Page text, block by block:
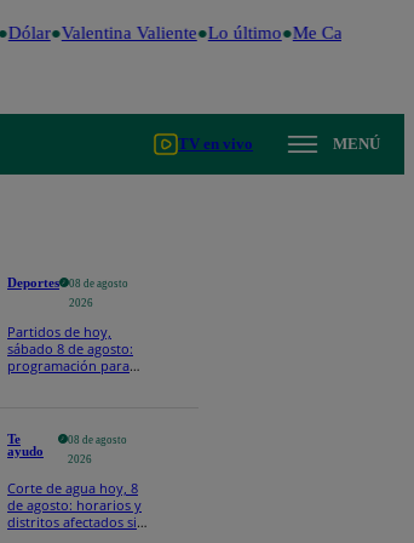
Dólar Valentina Valiente Lo último Me Caigo de
TV en vivo MENÚ
Deportes
08 de agosto
2026
Partidos de hoy,
sábado 8 de agosto:
programación para
Te
ayudo
08 de agosto
2026
Corte de agua hoy, 8
de agosto: horarios y
distritos afectados sin